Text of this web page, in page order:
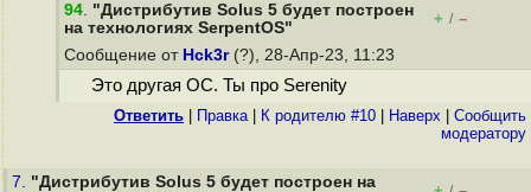
94. "Дистрибутив Solus 5 будет построен
на технологиях SerpentOS"
+ / –
Сообщение от Hck3r(?), 28-Апр-23, 11:23
Это другая ОС. Ты про Serenity
Ответить Правка| К родителю #10 Наверх
Cообщить
модератору
7. "Дистрибутив Solus 5 будет построен на